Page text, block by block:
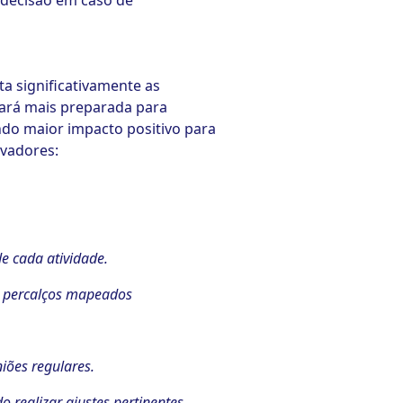
significativamente as
mais preparada para
maior impacto positivo para
cada atividade.
mapeados
regulares.